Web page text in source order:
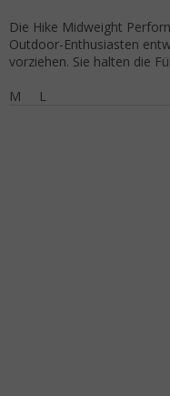
Die Hike Midweight
Outdoor-Enthusiasten
vorziehen. Sie halten die
M
L